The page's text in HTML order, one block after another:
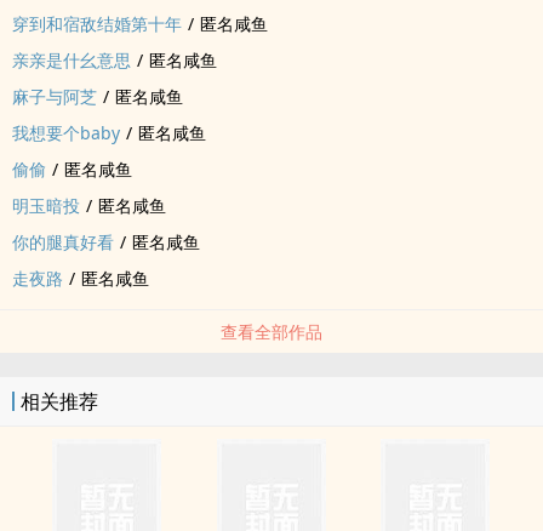
穿到和宿敌结婚第十年 / 匿名咸鱼
亲亲是什幺意思 / 匿名咸鱼
麻子与阿芝 / 匿名咸鱼
我想要个baby / 匿名咸鱼
偷偷 / 匿名咸鱼
明玉暗投 / 匿名咸鱼
你的腿真好看 / 匿名咸鱼
走夜路 / 匿名咸鱼
查看全部作品
相关推荐